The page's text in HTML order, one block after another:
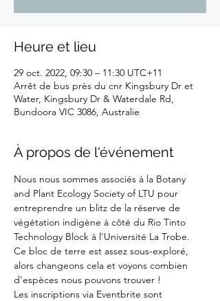
Heure et lieu
29 oct. 2022, 09:30 – 11:30 UTC+11
Arrêt de bus près du cnr Kingsbury Dr et
Water, Kingsbury Dr & Waterdale Rd,
Bundoora VIC 3086, Australie
À propos de l'événement
Nous nous sommes associés à la Botany
and Plant Ecology Society of LTU pour
entreprendre un blitz de la réserve de
végétation indigène à côté du Rio Tinto
Technology Block à l'Université La Trobe.
Ce bloc de terre est assez sous-exploré,
alors changeons cela et voyons combien
d'espèces nous pouvons trouver !
Les inscriptions via Eventbrite sont